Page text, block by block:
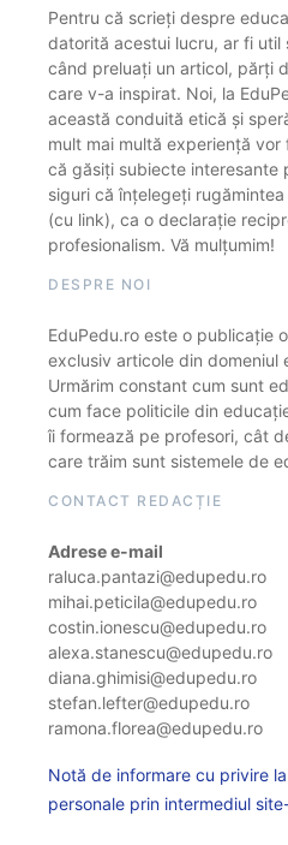
Pentru că scrieți despre
datorită acestui lucru, ar fi util
când preluați un articol, părți
care v-a inspirat. Noi, la
această conduită etică și
mult mai multă experiență
că găsiți subiecte interesante
siguri că înțelegeți
(cu link), ca o declarație
profesionalism. Vă mulțumim!
DESPRE NOI
EduPedu.ro este o publicație
exclusiv articole din domeniul
Urmărim constant cum sunt
cum face politicile din
îi formează pe profesori, cât
care trăim sunt sistemele de
CONTACT REDACȚIE
Adrese e-mail
raluca.pantazi@edupedu.ro
mihai.peticila@edupedu.ro
costin.ionescu@edupedu.ro
alexa.stanescu@edupedu.ro
diana.ghimisi@edupedu.ro
stefan.lefter@edupedu.ro
ramona.florea@edupedu.ro
Notă de informare cu privire
personale prin intermediul